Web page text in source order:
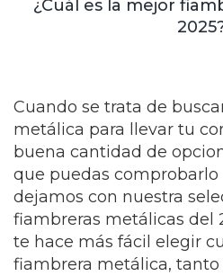
¿Cuál es la mejor
Cuando se trata de
metálica para llevar tu
buena cantidad de
que puedas
dejamos con nuestra
fiambreras metálicas del
te hace más fácil elegir
fiambrera metálica,